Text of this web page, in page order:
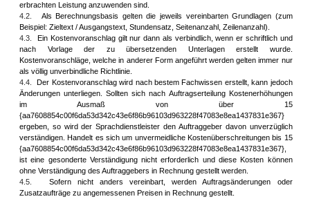
erbrachten Leistung anzuwenden sind.
4.2.
Als Berechnungsbasis gelten die jeweils vereinbarten Grundlagen (zum
Beispiel: Zieltext / Ausgangstext, Stundensatz, Seitenanzahl, Zeilenanzahl).
4.3.
Ein Kostenvoranschlag gilt nur dann als verbindlich, wenn er schriftlich und
nach Vorlage der zu übersetzenden Unterlagen erstellt wurde.
Kostenvoranschläge, welche in anderer Form angeführt werden gelten immer nur
als völlig unverbindliche Richtlinie.
4.4.
Der Kostenvoranschlag wird nach bestem Fachwissen erstellt, kann jedoch
Änderungen unterliegen. Sollten sich nach Auftragserteilung Kostenerhöhungen
im Ausmaß von über 15
{aa7608854c00f6da53d342c43e6f86b96103d963228f47083e8ea1437831e367}
ergeben, so wird der Sprachdienstleister den Auftraggeber davon unverzüglich
verständigen. Handelt es sich um unvermeidliche Kostenüberschreitungen bis 15
{aa7608854c00f6da53d342c43e6f86b96103d963228f47083e8ea1437831e367},
ist eine gesonderte Verständigung nicht erforderlich und diese Kosten können
ohne Verständigung des Auftraggebers in Rechnung gestellt werden.
4.5.
Sofern nicht anders vereinbart, werden Auftragsänderungen oder
Zusatzaufträge zu angemessenen Preisen in Rechnung gestellt.